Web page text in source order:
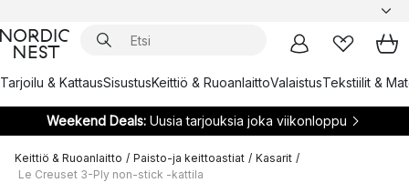
Tarjoilu & KattausSisustusKeittiö & RuoanlaittoValaistusTekstiilit &
Weekend Deals:Uusia tarjouksia joka viikonloppu
Keittiö & Ruoanlaitto / Paisto-ja keittoastiat / Kasarit /
Le Creuset 3-Ply non-stick -kattila